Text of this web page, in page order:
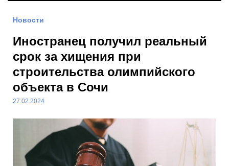
Новости
Иностранец получил реальный
срок за хищения при
строительства олимпийского
объекта в Сочи
27.02.2024